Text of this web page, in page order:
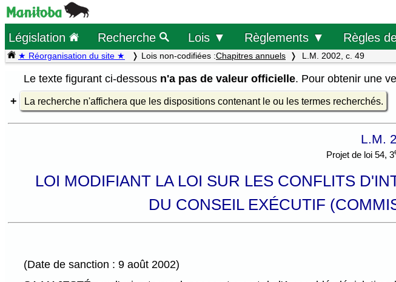
Législation Recherche Lois ▼ Règlements ▼ Règles
★ Réorganisation du site ★ Lois non-codifiées :Chapitres annuels L.M. 2002, c. 49
Le texte figurant ci-dessous n'a pas de valeur officielle. Pour obtenir une
La recherche n'affichera que les dispositions contenant le ou les termes recherchés.
L.M.
Projet de loi 54, 3
LOI MODIFIANT LA LOI SUR LES CONFLITS
DU CONSEIL EXÉCUTIF
(Date de sanction : 9 août 2002)